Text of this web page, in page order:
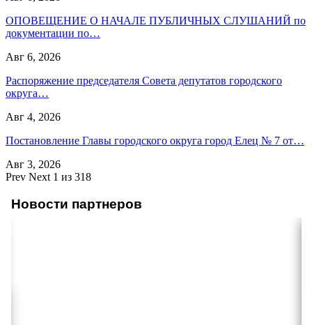
ОПОВЕЩЕНИЕ О НАЧАЛЕ ПУБЛИЧНЫХ СЛУШАНИЙ по
документации по…
Авг 6, 2026
Распоряжение председателя Совета депутатов городского
округа…
Авг 4, 2026
Постановление Главы городского округа город Елец № 7 от…
Авг 3, 2026
Prev Next 1 из 318
Новости партнеров